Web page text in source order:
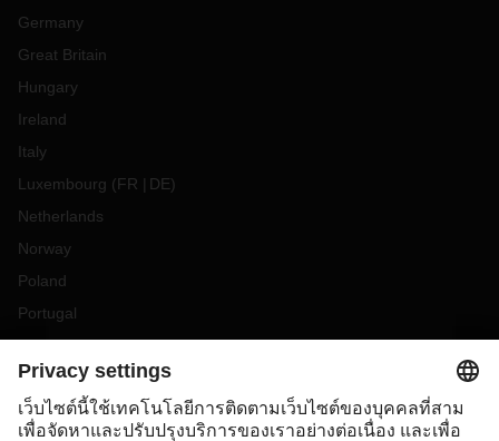
Germany
Great Britain
Hungary
Ireland
Italy
Luxembourg (FR DE)
Netherlands
Norway
Poland
Portugal
Romania
Slovakia
Spain